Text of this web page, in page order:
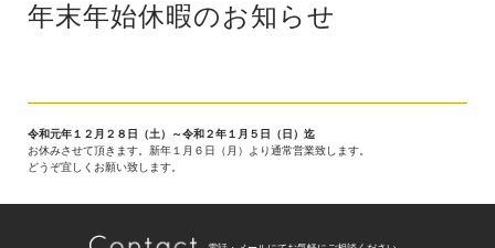
年末年始休暇のお知らせ
令和元年１２月２８日（土）～令和２年１月５日（日）迄
お休みさせて頂きます。新年１月６日（月）より通常営業致します。
どうぞ宜しくお願い致します。